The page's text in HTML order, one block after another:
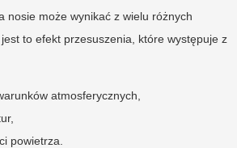
nosie może wynikać z wielu różnych
to efekt przesuszenia, które występuje z
atmosferycznych,
powietrza.